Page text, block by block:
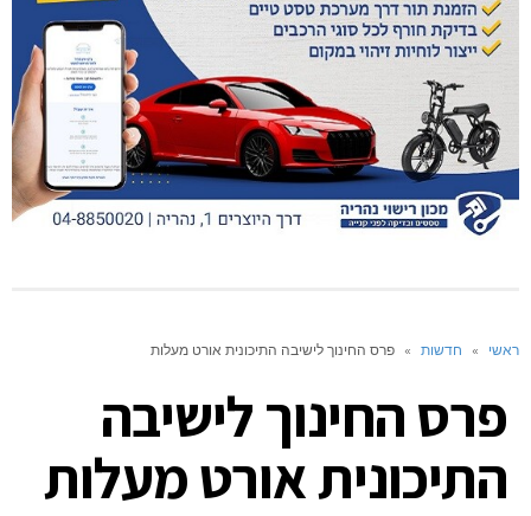
ראשי » חדשות » פרס החינוך לישיבה התיכונית אורט מעלות
פרס החינוך לישיבה
התיכונית אורט מעלות